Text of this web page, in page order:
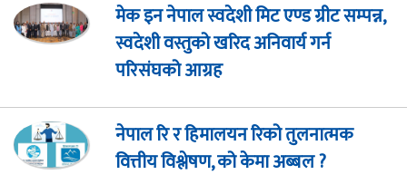
मेक इन नेपाल स्वदेशी मिट एण्ड ग्रीट सम्पन्न,
स्वदेशी वस्तुको खरिद अनिवार्य गर्न
परिसंघको आग्रह
नेपाल रि र हिमालयन रिको तुलनात्मक
वित्तीय विश्लेषण, को केमा अब्बल ?